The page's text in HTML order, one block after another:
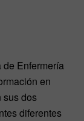
Enfermería
en
sus dos
diferentes